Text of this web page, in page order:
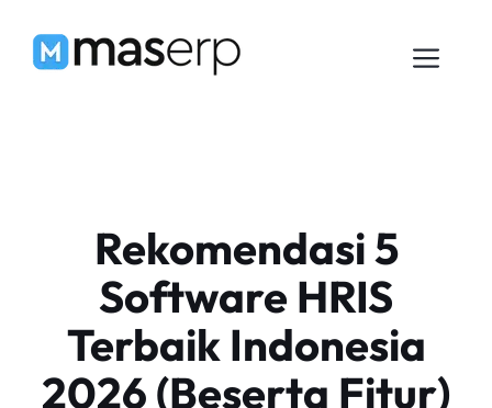
Rekomendasi 5
Software HRIS
Terbaik Indonesia
2026 (Beserta Fitur)